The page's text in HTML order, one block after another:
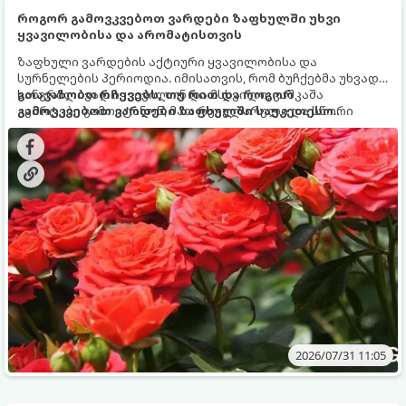
როგორ გამოვკვებოთ ვარდები ზაფხულში უხვი
ყვავილობისა და არომატისთვის
ზაფხული ვარდების აქტიური ყვავილობისა და
სურნელების პერიოდია. იმისათვის, რომ ბუჩქებმა უხვად,
ხანგრძლივად იყვავილონ და მსხვილი, კაშკაშა
კვირტები გამოიტანონ, მათ რეგულარული და სწორი
გამოკვება სჭირდებათ. ზაფხულის პერიოდში მცენარის
მოთხოვნილებები იცვლება, ამიტომ მნიშვნელოვანია
ვიცოდეთ, რომელი სასუქები გამოიყენება ამ დროს.
გთავაზობთ რჩევებს, თუ რით და როგორ
გამოვკვებოთ ვარდები ზაფხულში საუკეთესო
შედეგის მისაღწევად:
2026/07/31 11:05